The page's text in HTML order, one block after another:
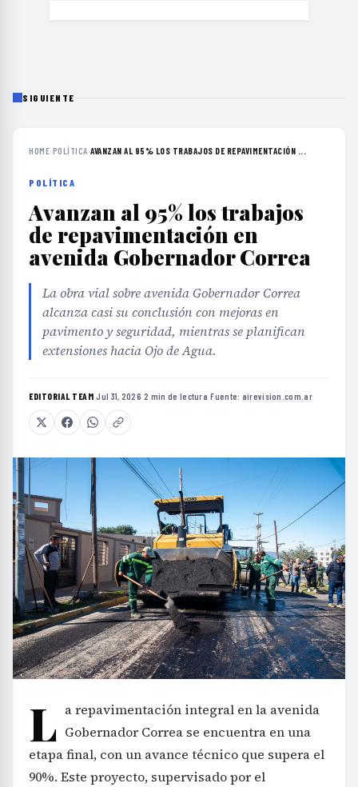
SIGUIENTE
HOME›POLÍTICA›AVANZAN AL 95% LOS TRABAJOS DE REPAVIMENTACIÓN ...
POLÍTICA
Avanzan al 95% los trabajos
de repavimentación en
avenida Gobernador Correa
La obra vial sobre avenida Gobernador Correa
alcanza casi su conclusión con mejoras en
pavimento y seguridad, mientras se planifican
extensiones hacia Ojo de Agua.
EDITORIAL TEAM·Jul 31, 2026·2 min de lectura·Fuente: airevision.com.ar
L a repavimentación integral en la avenida
Gobernador Correa se encuentra en una
etapa final, con un avance técnico que supera el
90%. Este proyecto, supervisado por el